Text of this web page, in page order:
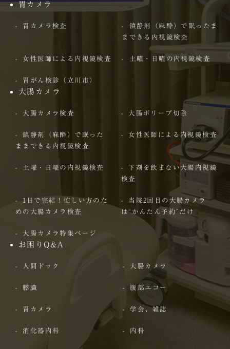
胃カメラ
胃カメラ検査
鎮静剤（麻酔）で眠ったま
まできる内視鏡検査
女性医師による内視鏡検査 土曜・日曜の内視鏡検査
胃がん検診（立川市）
大腸カメラ
大腸カメラ検査 大腸ポリープ切除
鎮静剤（麻酔）で眠った
ままできる内視鏡検査
女性医師による内視鏡検査
土曜・日曜の内視鏡検査
下剤を飲まない大腸内視鏡
検査
1日で完結！忙しい方のた
めの大腸カメラ検査
当院2回目の大腸カメラ
は“かんたん予約”だけ
大腸カメラ特集ページ
お困りQ&A
人間ドック 大腸カメラ
膵臓 腹部エコー
胃カメラ 学会、雑誌
消化器内科 内科